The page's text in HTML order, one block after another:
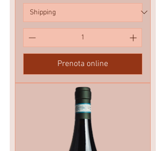
Prenota online